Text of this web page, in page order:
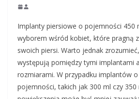
Implanty piersiowe o pojemności 450
wyborem wśród kobiet, które pragną
swoich piersi. Warto jednak
występują pomiędzy tymi implantami
rozmiarami. W przypadku implantów
pojemności, takich jak 300 ml czy